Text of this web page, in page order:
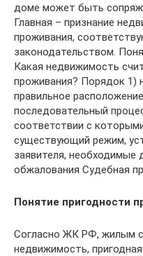
доме может быть
Главная – признание
проживания,
законодательством.
Какая недвижимость
проживания? Порядок 1)
правильное
последовательный
соответствии с
существующий режим,
заявителя,
обжалования Судебная
Понятие пригодности
Согласно ЖК РФ, жилым
недвижимость,